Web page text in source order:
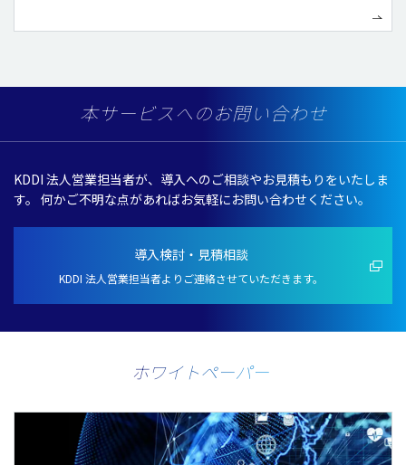
本サービスへのお問い合わせ
KDDI 法人営業担当者が、導入へのご相談やお見積もりをいたしま
す。 何かご不明な点があればお気軽にお問い合わせください。
導入検討・見積相談
KDDI 法人営業担当者よりご連絡させていただきます。
ホワイトペーパー